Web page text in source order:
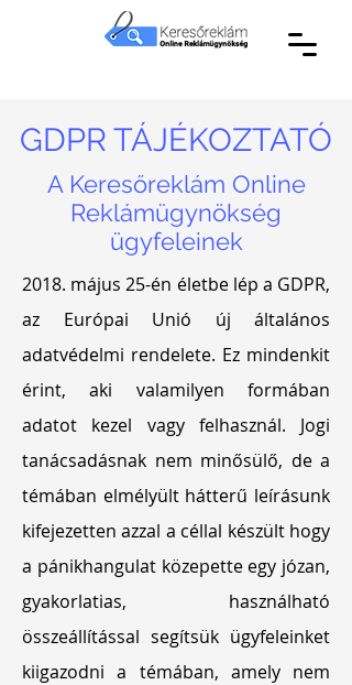
GDPR TÁJÉKOZTATÓ
A Keresőreklám Online
Reklámügynökség
ügyfeleinek
2018. május 25-én életbe lép a GDPR,
az Európai Unió új általános
adatvédelmi rendelete. Ez mindenkit
érint, aki valamilyen formában
adatot kezel vagy felhasznál. Jogi
tanácsadásnak nem minősülő, de a
témában elmélyült hátterű leírásunk
kifejezetten azzal a céllal készült hogy
a pánikhangulat közepette egy józan,
gyakorlatias, használható
összeállítással segítsük ügyfeleinket
kiigazodni a témában, amely nem